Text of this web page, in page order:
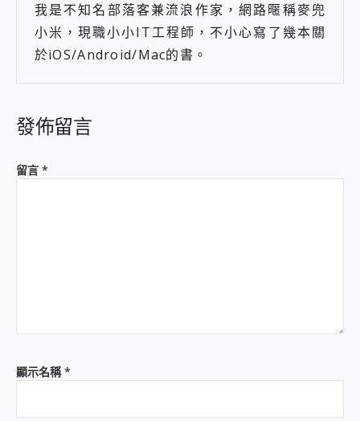
我是不知名部落客兼流浪作家，網路暱稱麥兜
小米，現職小小IT工程師，不小心寫了幾本關
於iOS/Android/Mac的書。
發佈留言
留言 *
顯示名稱*